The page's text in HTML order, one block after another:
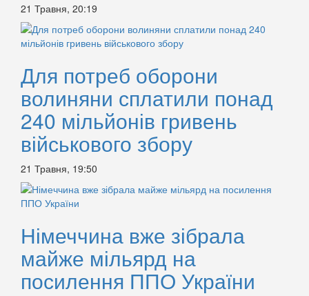
21 Травня, 20:19
Для потреб оборони
волиняни сплатили понад
240 мільйонів гривень
військового збору
21 Травня, 19:50
Німеччина вже зібрала
майже мільярд на
посилення ППО України